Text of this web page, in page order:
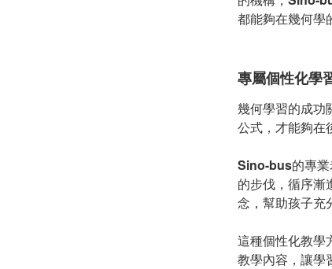
都能夠在幾何學
專屬個性化學
幾何學習的成功
公式，才能夠在
Sino-bus的專
的步伐，循序漸
念，幫助孩子充
這種個性化教學
教學內容，讓學